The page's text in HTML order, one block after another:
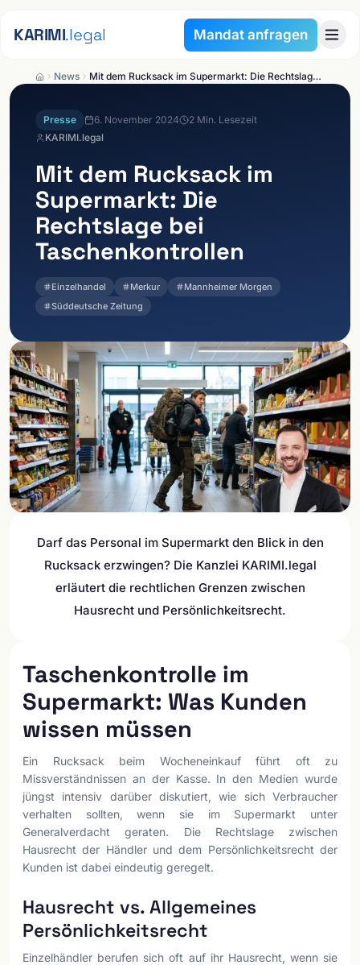
KARIMI.legal Mandat anfragen
News Mit dem Rucksack im Supermarkt: Die Rechtslage bei Taschenkontrollen
Presse 6. November 2024 2 Min. Lesezeit
KARIMI.legal
Mit dem Rucksack im
Supermarkt: Die
Rechtslage bei
Taschenkontrollen
Einzelhandel Merkur
Mannheimer Morgen
Süddeutsche Zeitung
Darf das Personal im Supermarkt den Blick in den
Rucksack erzwingen? Die Kanzlei KARIMI.legal
erläutert die rechtlichen Grenzen zwischen
Hausrecht und Persönlichkeitsrecht.
Taschenkontrolle im
Supermarkt: Was Kunden
wissen müssen
Ein Rucksack beim Wocheneinkauf führt oft zu
Missverständnissen an der Kasse. In den Medien wurde
jüngst intensiv darüber diskutiert, wie sich Verbraucher
verhalten sollten, wenn sie im Supermarkt unter
Generalverdacht geraten. Die Rechtslage zwischen
Hausrecht der Händler und dem Persönlichkeitsrecht der
Kunden ist dabei eindeutig geregelt.
Hausrecht vs. Allgemeines
Persönlichkeitsrecht
Einzelhändler berufen sich oft auf ihr Hausrecht, wenn sie